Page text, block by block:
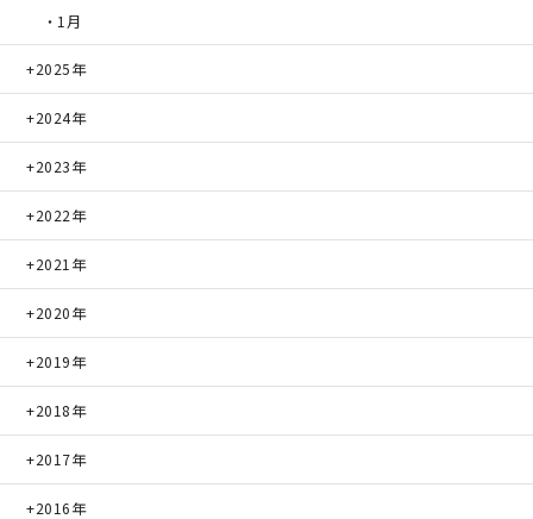
・1月
2025年
2024年
2023年
2022年
2021年
2020年
2019年
2018年
2017年
2016年